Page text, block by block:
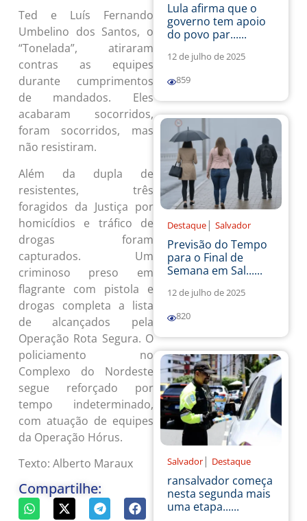
Ted e Luís Fernando
Umbelino dos Santos, o
“Tonelada”, atiraram
contras as equipes
durante cumprimentos
de mandados. Eles
acabaram socorridos,
foram socorridos, mas
não resistiram.
Além da dupla de
resistentes, três
foragidos da Justiça por
homicídios e tráfico de
drogas foram
capturados. Um
criminoso preso em
flagrante com pistola e
drogas completa a lista
de alcançados pela
Operação Rota Segura. O
policiamento no
Complexo do Nordeste
segue reforçado por
tempo indeterminado,
com atuação de equipes
da Operação Hórus.
Texto: Alberto Maraux
Compartilhe:
Lula afirma que o
governo tem apoio
do povo par......
12 de julho de 2025
859
Destaque | Salvador
Previsão do Tempo
para o Final de
Semana em Sal......
12 de julho de 2025
820
Salvador | Destaque
ransalvador começa
nesta segunda mais
uma etapa......